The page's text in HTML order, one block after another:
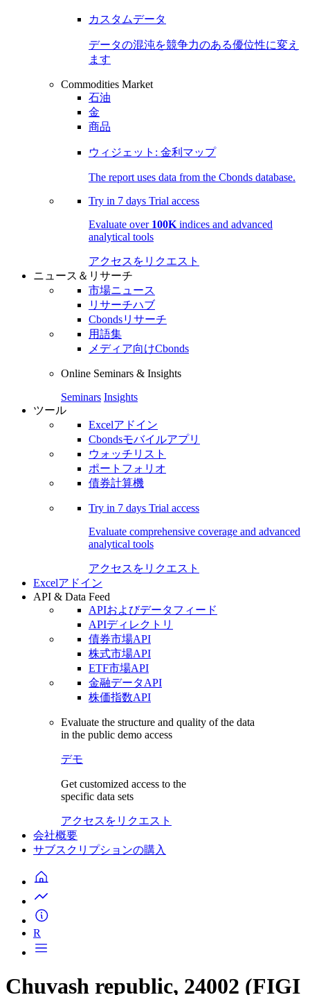
カスタムデータ
データの混沌を競争力のある優位性に変え
ます
Commodities Market
石油
金
商品
ウィジェット: 金利マップ
The report uses data from the Cbonds database.
Try in 7 days Trial access
Evaluate over 100K indices and advanced
analytical tools
アクセスをリクエスト
ニュース＆リサーチ
市場ニュース
リサーチハブ
Cbondsリサーチ
用語集
メディア向けCbonds
Online Seminars & Insights
Seminars Insights
ツール
Excelアドイン
Cbondsモバイルアプリ
ウォッチリスト
ポートフォリオ
債券計算機
Try in 7 days Trial access
Evaluate comprehensive coverage and advanced
analytical tools
アクセスをリクエスト
Excelアドイン
API & Data Feed
APIおよびデータフィード
APIディレクトリ
債券市場API
株式市場API
ETF市場API
金融データAPI
株価指数API
Evaluate the structure and quality of the data
in the public demo access
デモ
Get customized access to the
specific data sets
アクセスをリクエスト
会社概要
サブスクリプションの購入
R
Chuvash republic, 24002 (FIGI